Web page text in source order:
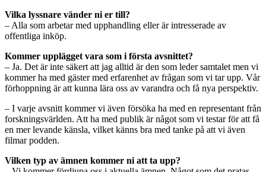
Vilka lyssnare vänder ni er till?
– Alla som arbetar med upphandling eller är intresserade av
offentliga inköp.
Kommer upplägget vara som i första avsnittet?
– Ja. Det är inte säkert att jag alltid är den som leder samtalet men vi
kommer ha med gäster med erfarenhet av frågan som vi tar upp. Vår
förhoppning är att kunna lära oss av varandra och få nya perspektiv.
– I varje avsnitt kommer vi även försöka ha med en representant från
forskningsvärlden. Att ha med publik är något som vi testar för att få
en mer levande känsla, vilket känns bra med tanke på att vi även
filmar podden.
Vilken typ av ämnen kommer ni att ta upp?